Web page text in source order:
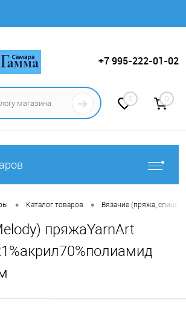
+7 995-222-01-02
0 0
• Каталог товаров • Вязание (пряжа, спицы,
пряжаYarnArt